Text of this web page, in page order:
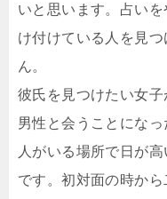
いと思います。占い
け付けている人を見
ん。
彼氏を見つけたい女
男性と会うことにな
人がいる場所で日が
です。初対面の時か